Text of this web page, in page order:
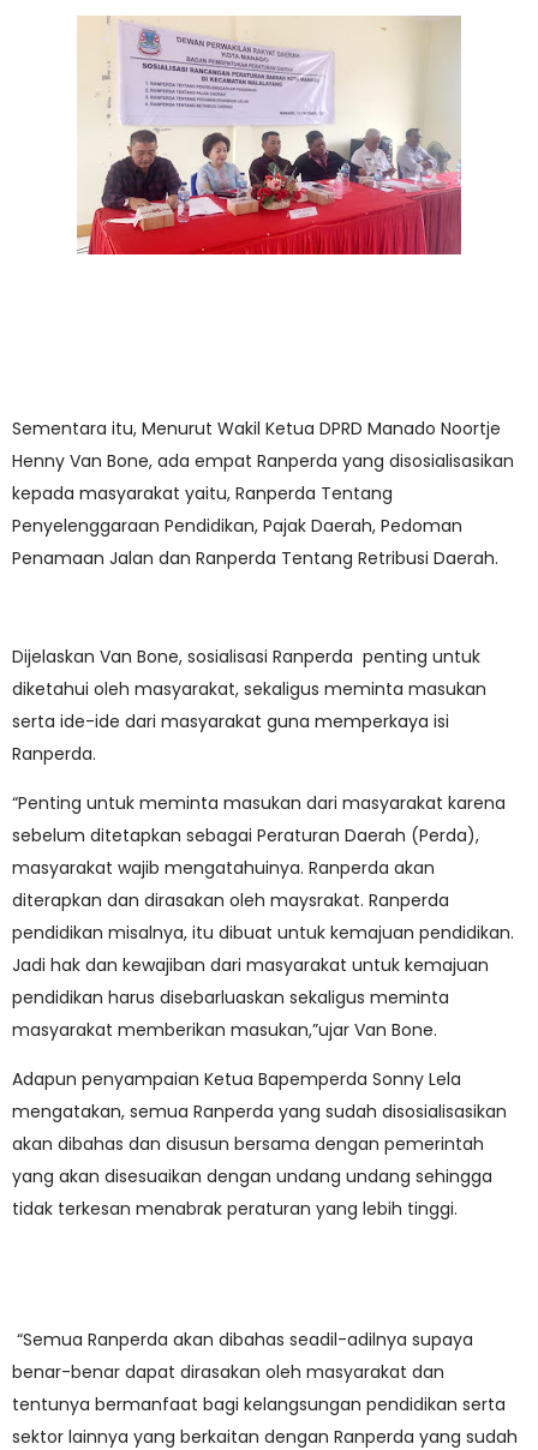
Sementara itu, Menurut Wakil Ketua DPRD Manado Noortje
Henny Van Bone, ada empat Ranperda yang disosialisasikan
kepada masyarakat yaitu, Ranperda Tentang
Penyelenggaraan Pendidikan, Pajak Daerah, Pedoman
Penamaan Jalan dan Ranperda Tentang Retribusi Daerah.
Dijelaskan Van Bone, sosialisasi Ranperda penting untuk
diketahui oleh masyarakat, sekaligus meminta masukan
serta ide-ide dari masyarakat guna memperkaya isi
Ranperda.
“Penting untuk meminta masukan dari masyarakat karena
sebelum ditetapkan sebagai Peraturan Daerah (Perda),
masyarakat wajib mengatahuinya. Ranperda akan
diterapkan dan dirasakan oleh maysrakat. Ranperda
pendidikan misalnya, itu dibuat untuk kemajuan pendidikan.
Jadi hak dan kewajiban dari masyarakat untuk kemajuan
pendidikan harus disebarluaskan sekaligus meminta
masyarakat memberikan masukan,”ujar Van Bone.
Adapun penyampaian Ketua Bapemperda Sonny Lela
mengatakan, semua Ranperda yang sudah disosialisasikan
akan dibahas dan disusun bersama dengan pemerintah
yang akan disesuaikan dengan undang undang sehingga
tidak terkesan menabrak peraturan yang lebih tinggi.
“Semua Ranperda akan dibahas seadil-adilnya supaya
benar-benar dapat dirasakan oleh masyarakat dan
tentunya bermanfaat bagi kelangsungan pendidikan serta
sektor lainnya yang berkaitan dengan Ranperda yang sudah